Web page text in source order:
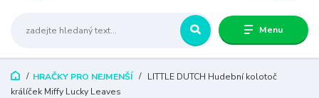
Menu
HRAČKY PRO NEJMENŠÍ
LITTLE DUTCH Hudební kolotoč
králíček Miffy Lucky Leaves